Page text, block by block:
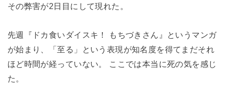
その弊害が2日目にして現れた。
先週『ドカ食いダイスキ！ もちづきさん』というマンガ
が始まり、「至る」という表現が知名度を得てまだそれ
ほど時間が経っていない。 ここでは本当に死の気を感じ
た。